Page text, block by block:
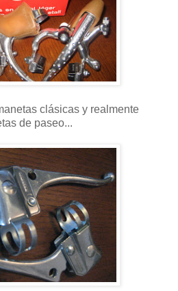
clásicas y realmente
de paseo...